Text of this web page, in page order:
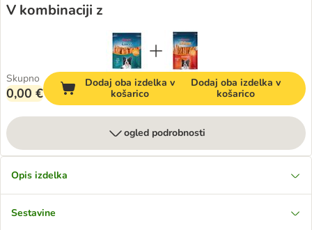
V kombinaciji z
Skupno
0,00 €
Dodaj oba izdelka v
košarico
Dodaj oba izdelka v
košarico
ogled podrobnosti
Opis izdelka
Sestavine